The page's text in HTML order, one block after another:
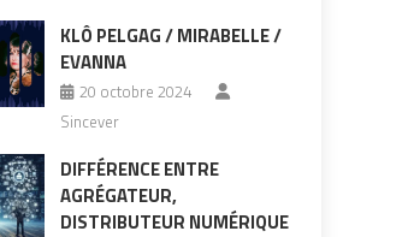
KLÔ PELGAG / MIRABELLE /
EVANNA
20 octobre 2024
Sincever
DIFFÉRENCE ENTRE
AGRÉGATEUR,
DISTRIBUTEUR NUMÉRIQUE